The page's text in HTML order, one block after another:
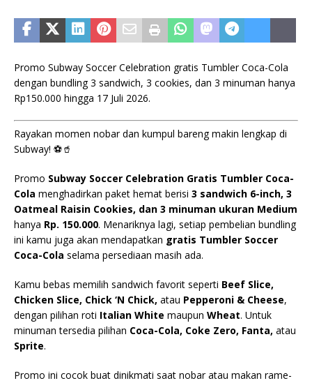
Promo Subway Soccer Celebration gratis Tumbler Coca-Cola
dengan bundling 3 sandwich, 3 cookies, dan 3 minuman hanya
Rp150.000 hingga 17 Juli 2026.
Rayakan momen nobar dan kumpul bareng makin lengkap di
Subway! ⚽🥤
Promo Subway Soccer Celebration Gratis Tumbler Coca-
Cola menghadirkan paket hemat berisi 3 sandwich 6-inch, 3
Oatmeal Raisin Cookies, dan 3 minuman ukuran Medium
hanya Rp. 150.000. Menariknya lagi, setiap pembelian bundling
ini kamu juga akan mendapatkan gratis Tumbler Soccer
Coca-Cola selama persediaan masih ada.
Kamu bebas memilih sandwich favorit seperti Beef Slice,
Chicken Slice, Chick ‘N Chick, atau Pepperoni & Cheese,
dengan pilihan roti Italian White maupun Wheat. Untuk
minuman tersedia pilihan Coca-Cola, Coke Zero, Fanta, atau
Sprite.
Promo ini cocok buat dinikmati saat nobar atau makan rame-